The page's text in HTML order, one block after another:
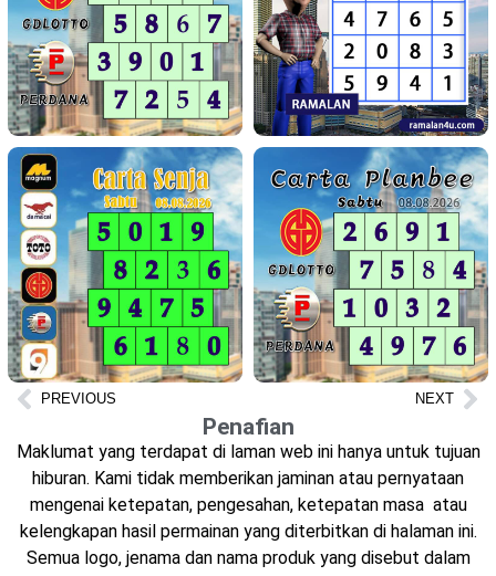
PREVIOUS NEXT
Penafian
Maklumat yang terdapat di laman web ini hanya untuk tujuan
hiburan. Kami tidak memberikan jaminan atau pernyataan
mengenai ketepatan, pengesahan, ketepatan masa atau
kelengkapan hasil permainan yang diterbitkan di halaman ini.
Semua logo, jenama dan nama produk yang disebut dalam